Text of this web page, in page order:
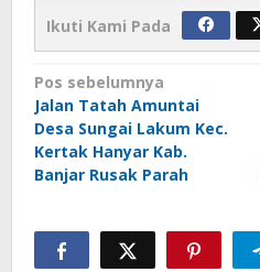
Ikuti Kami Pada
Navigasi
pos
Pos sebelumnya
Jalan Tatah Amuntai
Desa Sungai Lakum Kec.
Kertak Hanyar Kab.
Banjar Rusak Parah